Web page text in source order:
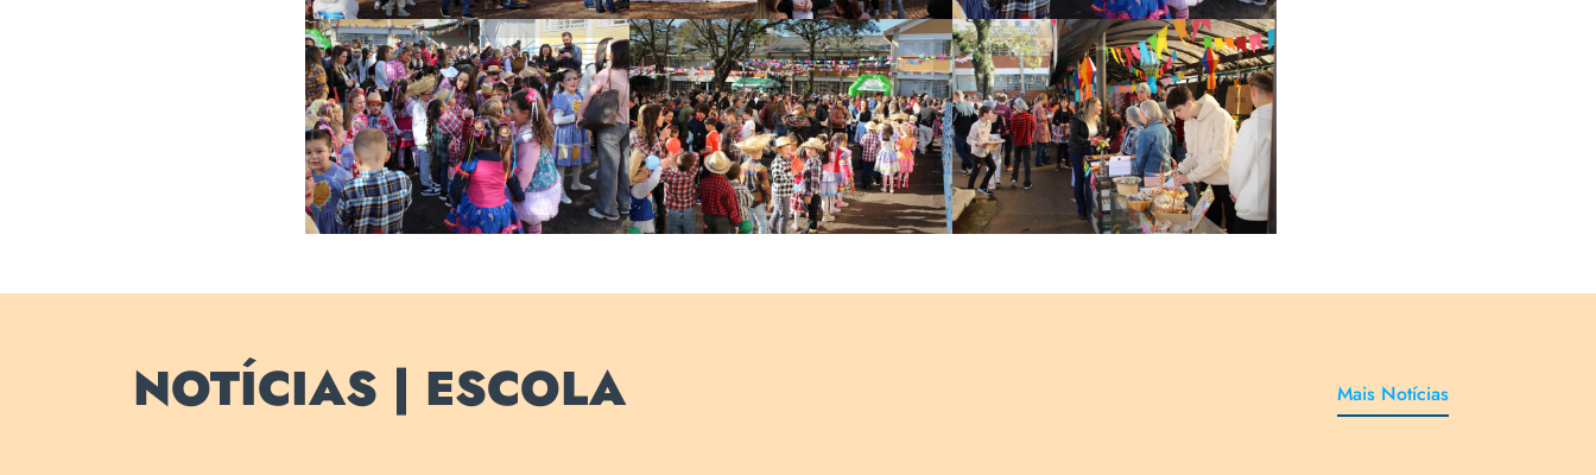
Alunos e familiares
capricharam na
estatueta caipira
Alunos e familiares
capricharam na
estatueta caipira
Cerca de cinco mil
pessoas estiveram
presentes na Festa
Junina
NOTÍCIAS | ESCOLA Mais Notícias